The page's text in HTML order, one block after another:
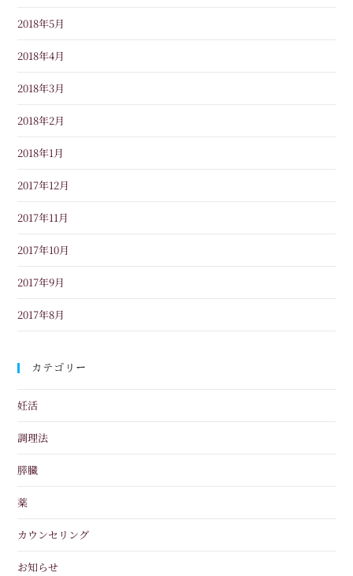
2018年5月
2018年4月
2018年3月
2018年2月
2018年1月
2017年12月
2017年11月
2017年10月
2017年9月
2017年8月
カテゴリー
妊活
調理法
膵臓
薬
カウンセリング
お知らせ